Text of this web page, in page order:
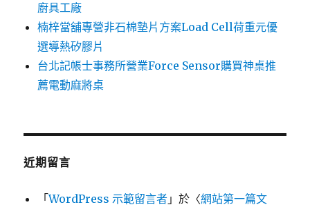
廚具工廠
楠梓當舖專營非石棉墊片方案Load Cell荷重元優
選導熱矽膠片
台北記帳士事務所營業Force Sensor購買神桌推
薦電動麻將桌
近期留言
「WordPress 示範留言者 」於〈網站第一篇文